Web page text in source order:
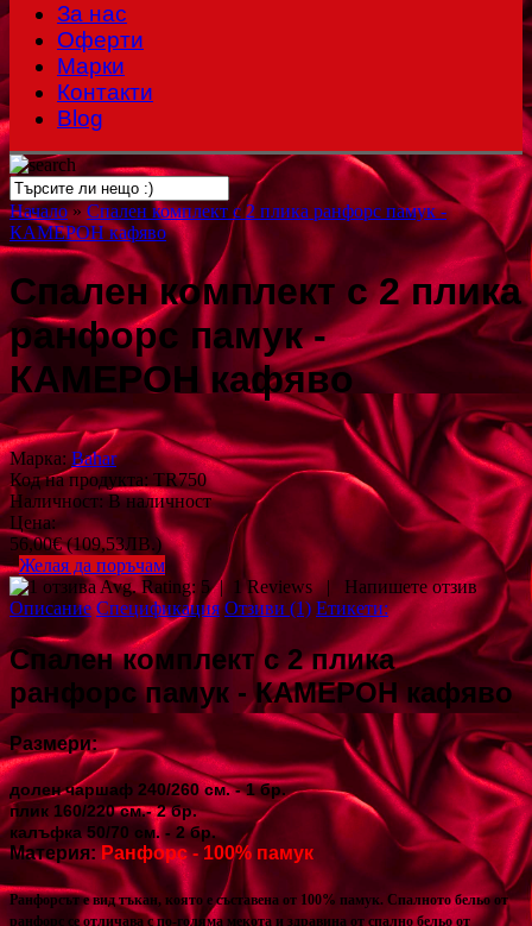
За нас
Оферти
Mарки
Контакти
Blog
Начало » Спален комплект с 2 плика ранфорс памук -
КАМЕРОН кафяво
Спален комплект с 2 плика
ранфорс памук -
КАМЕРОН кафяво
Марка: Bahar
Код на продукта: TR750
Наличност:В наличност
Цена:
56,00€(109,53ЛВ.)
Желая да поръчам
Avg. Rating: 5 | 1 Reviews | Напишете отзив
Описание Спецификация Отзиви (1) Етикети:
Спален комплект с 2 плика
ранфорс памук - КАМЕРОН кафяво
Размери:
долен чаршаф 240/260 см. - 1 бр.
плик 160/220 см.- 2 бр.
калъфка 50/70 см. - 2 бр.
Материя:Ранфорс - 100% памук
Ранфорсът е вид тъкан, която е съставена от 100% памук. Спалното бельо от
ранфорс се отличава с по-голяма мекота и здравина от спално бельо от